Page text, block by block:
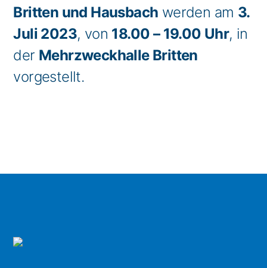
Britten und Hausbach werden am 3.
Juli 2023, von 18.00 – 19.00 Uhr, in
der Mehrzweckhalle Britten
vorgestellt.